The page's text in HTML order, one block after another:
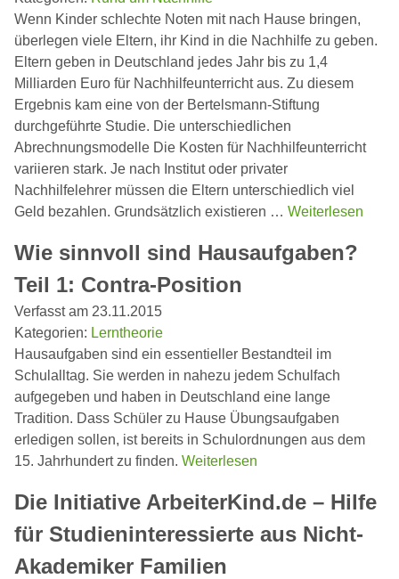
Wenn Kinder schlechte Noten mit nach Hause bringen,
überlegen viele Eltern, ihr Kind in die Nachhilfe zu geben.
Eltern geben in Deutschland jedes Jahr bis zu 1,4
Milliarden Euro für Nachhilfeunterricht aus. Zu diesem
Ergebnis kam eine von der Bertelsmann-Stiftung
durchgeführte Studie. Die unterschiedlichen
Abrechnungsmodelle Die Kosten für Nachhilfeunterricht
variieren stark. Je nach Institut oder privater
Nachhilfelehrer müssen die Eltern unterschiedlich viel
Geld bezahlen. Grundsätzlich existieren … Weiterlesen
Wie sinnvoll sind Hausaufgaben?
Teil 1: Contra-Position
Verfasst am 23.11.2015
Kategorien: Lerntheorie
Hausaufgaben sind ein essentieller Bestandteil im
Schulalltag. Sie werden in nahezu jedem Schulfach
aufgegeben und haben in Deutschland eine lange
Tradition. Dass Schüler zu Hause Übungsaufgaben
erledigen sollen, ist bereits in Schulordnungen aus dem
15. Jahrhundert zu finden. Weiterlesen
Die Initiative ArbeiterKind.de – Hilfe
für Studieninteressierte aus Nicht-
Akademiker Familien